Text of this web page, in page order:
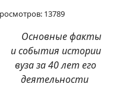
13789
Основные факты
и события истории
вуза за 40 лет его
деятельности